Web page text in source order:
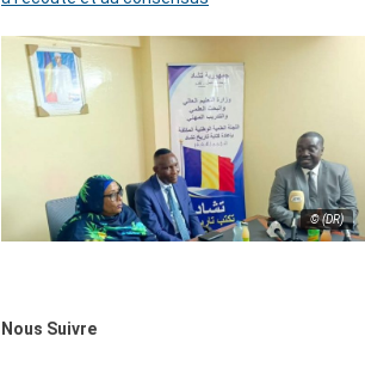
© (DR)
Nous Suivre